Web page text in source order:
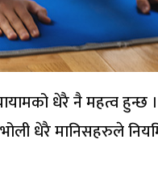
धेरै नै महत्व
धेरै मानिसहरुले